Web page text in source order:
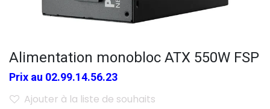
Alimentation monobloc ATX 550W FSP
Prix au 02.99.14.56.23
Ajouter à la liste de souhaits